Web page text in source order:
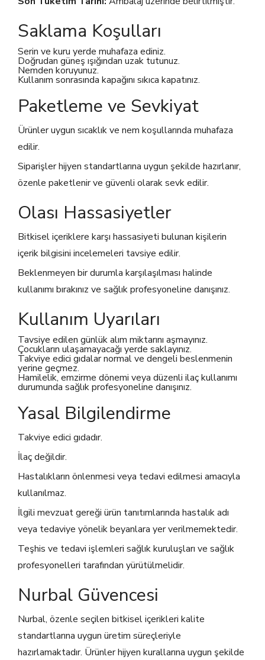
Saklama Koşulları
Serin ve kuru yerde muhafaza ediniz.
Doğrudan güneş ışığından uzak tutunuz.
Nemden koruyunuz.
Kullanım sonrasında kapağını sıkıca kapatınız.
Paketleme ve Sevkiyat
Ürünler uygun sıcaklık ve nem koşullarında muhafaza
edilir.
Siparişler hijyen standartlarına uygun şekilde hazırlanır,
özenle paketlenir ve güvenli olarak sevk edilir.
Olası Hassasiyetler
Bitkisel içeriklere karşı hassasiyeti bulunan kişilerin
içerik bilgisini incelemeleri tavsiye edilir.
Beklenmeyen bir durumla karşılaşılması halinde
kullanımı bırakınız ve sağlık profesyoneline danışınız.
Kullanım Uyarıları
Tavsiye edilen günlük alım miktarını aşmayınız.
Çocukların ulaşamayacağı yerde saklayınız.
Takviye edici gıdalar normal ve dengeli beslenmenin
yerine geçmez.
Hamilelik, emzirme dönemi veya düzenli ilaç kullanımı
durumunda sağlık profesyoneline danışınız.
Yasal Bilgilendirme
Takviye edici gıdadır.
İlaç değildir.
Hastalıkların önlenmesi veya tedavi edilmesi amacıyla
kullanılmaz.
İlgili mevzuat gereği ürün tanıtımlarında hastalık adı
veya tedaviye yönelik beyanlara yer verilmemektedir.
Teşhis ve tedavi işlemleri sağlık kuruluşları ve sağlık
profesyonelleri tarafından yürütülmelidir.
Nurbal Güvencesi
Nurbal, özenle seçilen bitkisel içerikleri kalite
standartlarına uygun üretim süreçleriyle
hazırlamaktadır. Ürünler hijyen kurallarına uygun şekilde